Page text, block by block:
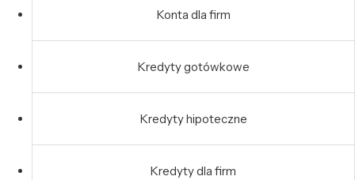
Konta dla firm
Kredyty gotówkowe
Kredyty hipoteczne
Kredyty dla firm